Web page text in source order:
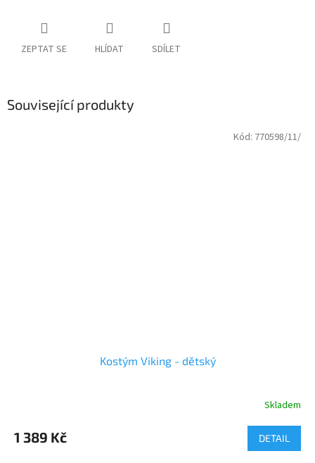
ZEPTAT SE HLÍDAT SDÍLET
Související produkty
Kostým Viking - dětský
produktu
je
Skladem
1 389 Kč DETAIL
Kód: 770598/11/